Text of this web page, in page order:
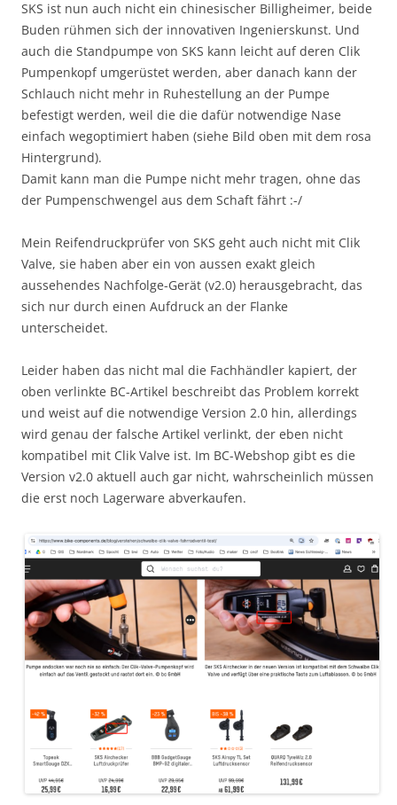
SKS ist nun auch nicht ein chinesischer Billigheimer, beide
Buden rühmen sich der innovativen Ingenierskunst. Und
auch die Standpumpe von SKS kann leicht auf deren Clik
Pumpenkopf umgerüstet werden, aber danach kann der
Schlauch nicht mehr in Ruhestellung an der Pumpe
befestigt werden, weil die die dafür notwendige Nase
einfach wegoptimiert haben (siehe Bild oben mit dem rosa
Hintergrund).
Damit kann man die Pumpe nicht mehr tragen, ohne das
der Pumpenschwengel aus dem Schaft fährt :-/
Mein Reifendruckprüfer von SKS geht auch nicht mit Clik
Valve, sie haben aber ein von aussen exakt gleich
aussehendes Nachfolge-Gerät (v2.0) herausgebracht, das
sich nur durch einen Aufdruck an der Flanke
unterscheidet.
Leider haben das nicht mal die Fachhändler kapiert, der
oben verlinkte BC-Artikel beschreibt das Problem korrekt
und weist auf die notwendige Version 2.0 hin, allerdings
wird genau der falsche Artikel verlinkt, der eben nicht
kompatibel mit Clik Valve ist. Im BC-Webshop gibt es die
Version v2.0 aktuell auch gar nicht, wahrscheinlich müssen
die erst noch Lagerware abverkaufen.